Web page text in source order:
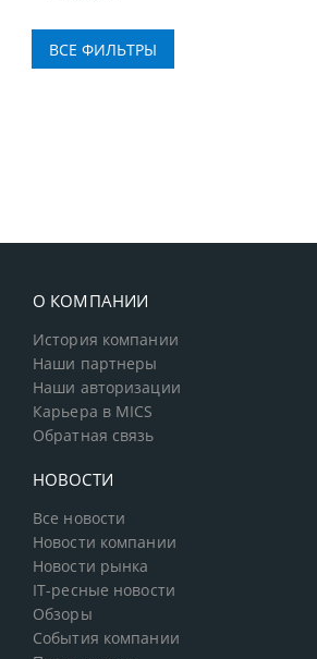
О КОМПАНИИ
История компании
Наши партнеры
Наши авторизации
Карьера в MICS
Обратная связь
НОВОСТИ
Все новости
Новости компании
Новости рынка
IT-ресные новости
Обзоры
События компании